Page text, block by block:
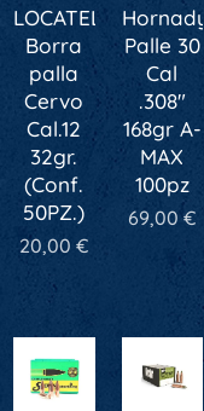
LOCATELLI
Borra
palla
Cervo
Cal.12
32gr.
(Conf.
50PZ.)
20,00 €
Hornady
Palle 30
Cal
.308"
168gr A-
MAX
100pz
69,00 €